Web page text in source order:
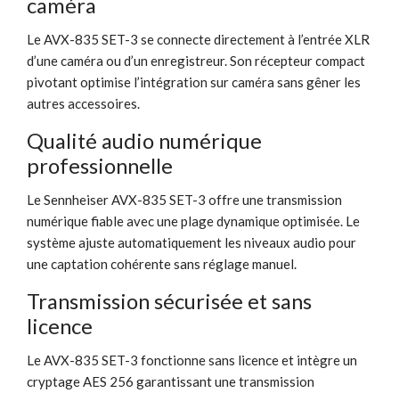
Le AVX-835 SET-3 se connecte directement à l’entrée XLR
d’une caméra ou d’un enregistreur. Son récepteur compact
pivotant optimise l’intégration sur caméra sans gêner les
autres accessoires.
Qualité audio numérique
professionnelle
Le Sennheiser AVX-835 SET-3 offre une transmission
numérique fiable avec une plage dynamique optimisée. Le
système ajuste automatiquement les niveaux audio pour
une captation cohérente sans réglage manuel.
Transmission sécurisée et sans
licence
Le AVX-835 SET-3 fonctionne sans licence et intègre un
cryptage AES 256 garantissant une transmission